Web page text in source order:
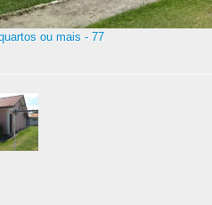
ou mais - 77